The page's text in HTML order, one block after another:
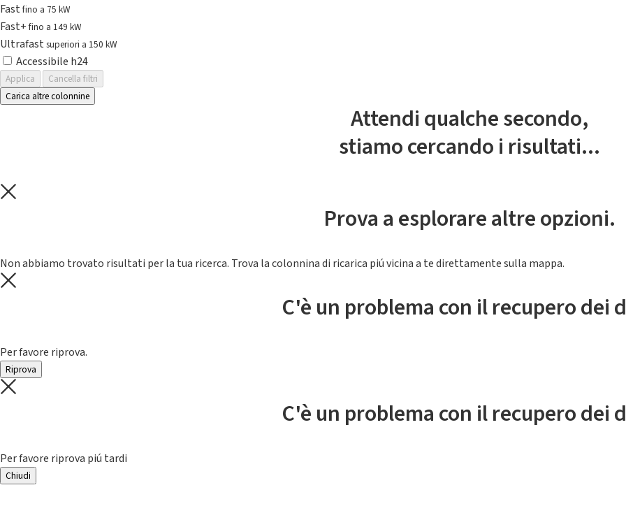
Fastfino a 75 kW
Fast+fino a 149 kW
Ultrafast superiori a 150 kW
Accessibile h24
Applica
Cancella filtri
Carica altre colonnine
Attendi qualche secondo,
stiamo cercando i risultati...
Prova a esplorare altre opzioni.
Non abbiamo trovato risultati per la tua ricerca. Trova la colonnina di ricarica piú vicina a te direttamente sulla mappa.
C'è un problema con il recupero dei
Per favore riprova.
Riprova
C'è un problema con il recupero dei
Per favore riprova piú tardi
Chiudi